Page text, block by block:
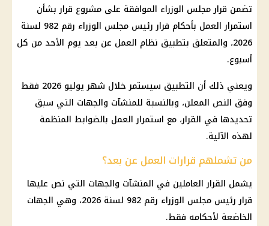
تضمن قرار مجلس الوزراء الموافقة على مشروع قرار بشأن
استمرار العمل بأحكام قرار رئيس مجلس الوزراء رقم 982 لسنة
2026، والمتعلق بتطبيق نظام العمل عن بعد يوم الأحد من كل
أسبوع.
ويعني ذلك أن التطبيق سيستمر خلال شهر يوليو 2026 فقط
وفق النص المعلن، وبالنسبة للمنشآت والجهات التي سبق
تحديدها في القرار، مع استمرار العمل بالضوابط المنظمة
لهذه الآلية.
من تشملهم قرارات العمل عن بعد؟
يشمل القرار العاملين في المنشآت والجهات التي نص عليها
قرار رئيس مجلس الوزراء رقم 982 لسنة 2026، وهي الجهات
الخاضعة لأحكامه فقط.